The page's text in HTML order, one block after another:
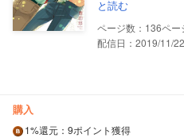
と読む
136
配信日：2019/11/22
購入
1%還元 ：9ポイント獲得